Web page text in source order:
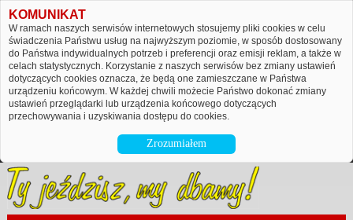
KOMUNIKAT
W ramach naszych serwisów internetowych stosujemy pliki cookies w celu
świadczenia Państwu usług na najwyższym poziomie, w sposób dostosowany
do Państwa indywidualnych potrzeb i preferencji oraz emisji reklam, a także w
celach statystycznych. Korzystanie z naszych serwisów bez zmiany ustawień
dotyczących cookies oznacza, że będą one zamieszczane w Państwa
urządzeniu końcowym. W każdej chwili możecie Państwo dokonać zmiany
ustawień przeglądarki lub urządzenia końcowego dotyczących
przechowywania i uzyskiwania dostępu do cookies.
Zrozumiałem